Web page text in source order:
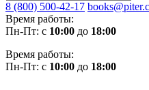
8 (800) 500-42-17
Время работы:
Пн-Пт: с 10:00 до 18:00
Время работы:
Пн-Пт: с 10:00 до 18:00